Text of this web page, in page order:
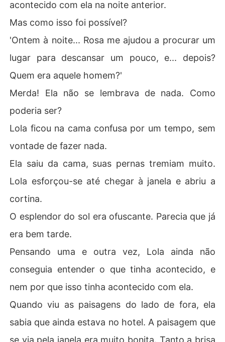
acontecido com ela na noite anterior.
Mas como isso foi possível?
'Ontem à noite... Rosa me ajudou a procurar um
lugar para descansar um pouco, e... depois?
Quem era aquele homem?'
Merda! Ela não se lembrava de nada. Como
poderia ser?
Lola ficou na cama confusa por um tempo, sem
vontade de fazer nada.
Ela saiu da cama, suas pernas tremiam muito.
Lola esforçou-se até chegar à janela e abriu a
cortina.
O esplendor do sol era ofuscante. Parecia que já
era bem tarde.
Pensando uma e outra vez, Lola ainda não
conseguia entender o que tinha acontecido, e
nem por que isso tinha acontecido com ela.
Quando viu as paisagens do lado de fora, ela
sabia que ainda estava no hotel. A paisagem que
se via pela janela era muito bonita. Tanto a brisa